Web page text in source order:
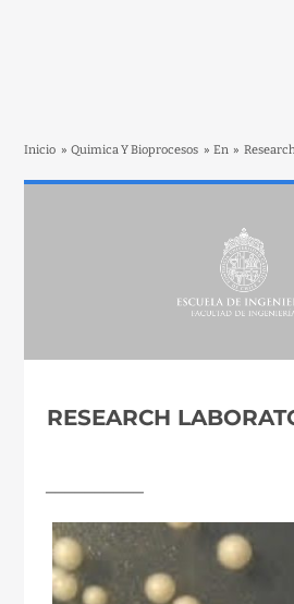
Inicio » Quimica Y Bioprocesos » En »
RESEARCH